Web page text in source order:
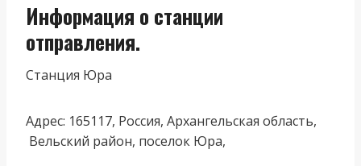
Информация о станции
отправления.
Станция Юра
Адрес: 165117, Россия, Архангельская область,
Вельский район, поселок Юра,